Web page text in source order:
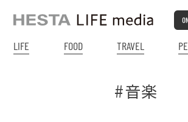
LIFE FOOD TRAVEL
#音楽